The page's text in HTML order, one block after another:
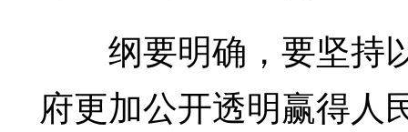
纲要明确，要坚持
府更加公开透明赢得人